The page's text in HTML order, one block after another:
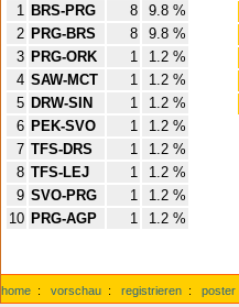
1 BRS-PRG 8
9.8 %
2 PRG-BRS 8
9.8 %
3 PRG-ORK 1
1.2 %
4 SAW-MCT 1
1.2 %
5 DRW-SIN 1
1.2 %
6 PEK-SVO 1
1.2 %
7 TFS-DRS 1
1.2 %
8 TFS-LEJ 1
1.2 %
9 SVO-PRG 1
1.2 %
10 PRG-AGP 1 1.2 %
home : vorschau : registrieren : poster